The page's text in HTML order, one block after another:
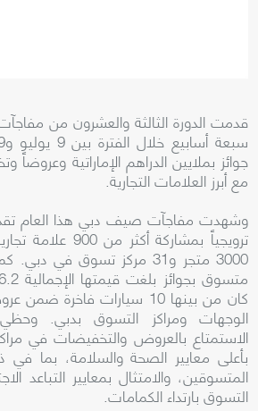
قدمتالدورة الثالثة والعشرون من
سبعة أسابيع خلال الفترة بين 9 يوليو و 29
جوائز بملايين الدراهم الإماراتية وعروضاً
مع أبرز العلامات التجارية.
ترويجياً بمشاركة
كان من بينها 10 سيارات
الوجهات ومراكز التسوق بدبي.
الاستمتاع بالعروض والتخفيضات في
بأعلى معايير الصحة والسلامة، بما
المتسوقين، والامتثال بمعايير التباعد
التسوق بارتداء الكمامات.